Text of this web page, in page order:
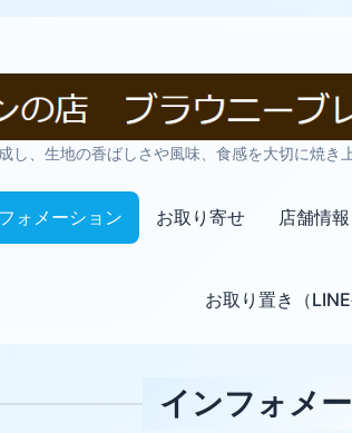
し、生地の香ばしさや風味、食感を大切に焼
ォメーション お取り寄せ 店舗情報
お取り置き（LINE
インフォメ